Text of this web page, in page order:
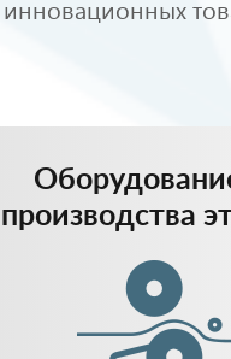
инновационных
производства